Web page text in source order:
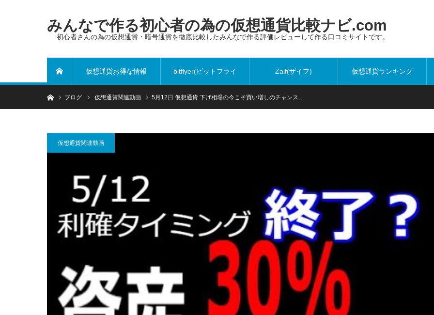
みんなで作る初心者の為の仮想通貨比較ナビ.com
初心者さんの為の仮想通貨・暗号通貨を徹底比較したみんなで作る評価レビューして作る口コミサイトです。
仮想通貨お得な情報 bitflyer(ビットフライ
ヤー)
Zaif(ザイフ) 仮想通貨ランキング
ホームブログ 仮想通貨関連動画 5月12日 仮想通貨 下げ相場の今こそ買い増しのチャンス…
仮想通貨関連動画